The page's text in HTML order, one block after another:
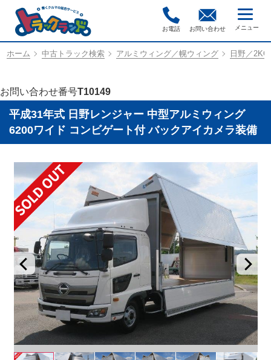
お電話 お問い合わせ
ホーム 中古トラック検索 アルミウィング／幌ウィング 日野／
お問い合わせ番号T10149
平成31年式 日野レンジャー 中型アルミウィング
6200ワイド コンビゲート付 バックアイカメラ装備